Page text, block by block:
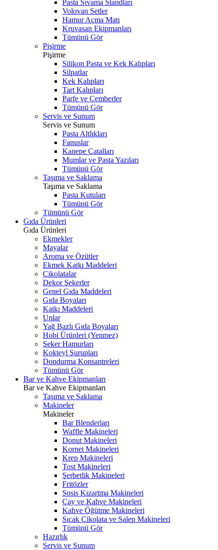
Pasta Sıvama Standları
Volovan Setler
Hamur Açma Matı
Kruvasan Ekipmanları
Tümünü Gör
Pişirme
Pişirme
Silikon Pasta ve Kek Kalıpları
Silpatlar
Kek Kalıpları
Tart Kalıpları
Parfe ve Çemberler
Tümünü Gör
Servis ve Sunum
Servis ve Sunum
Pasta Altlıkları
Fanuslar
Kanepe Çatalları
Mumlar ve Pasta Yazıları
Tümünü Gör
Taşıma ve Saklama
Taşıma ve Saklama
Pasta Kutuları
Tümünü Gör
Tümünü Gör
Gıda Ürünleri
Gıda Ürünleri
Ekmekler
Mayalar
Aroma ve Özütler
Ekmek Katkı Maddeleri
Çikolatalar
Dekor Şekerler
Genel Gıda Maddeleri
Gıda Boyaları
Katkı Maddeleri
Unlar
Yağ Bazlı Gıda Boyaları
Hobi Ürünleri (Yenmez)
Şeker Hamurları
Kokteyl Şurupları
Dondurma Konsantreleri
Tümünü Gör
Bar ve Kahve Ekipmanları
Bar ve Kahve Ekipmanları
Taşıma ve Saklama
Makineler
Makineler
Bar Blenderları
Waffle Makineleri
Donut Makineleri
Kornet Makineleri
Krep Makineleri
Tost Makineleri
Şerbetlik Makineleri
Fritözler
Sosis Kızartma Makineleri
Çay ve Kahve Makineleri
Kahve Öğütme Makineleri
Sıcak Çikolata ve Salep Makineleri
Tümünü Gör
Hazırlık
Servis ve Sunum